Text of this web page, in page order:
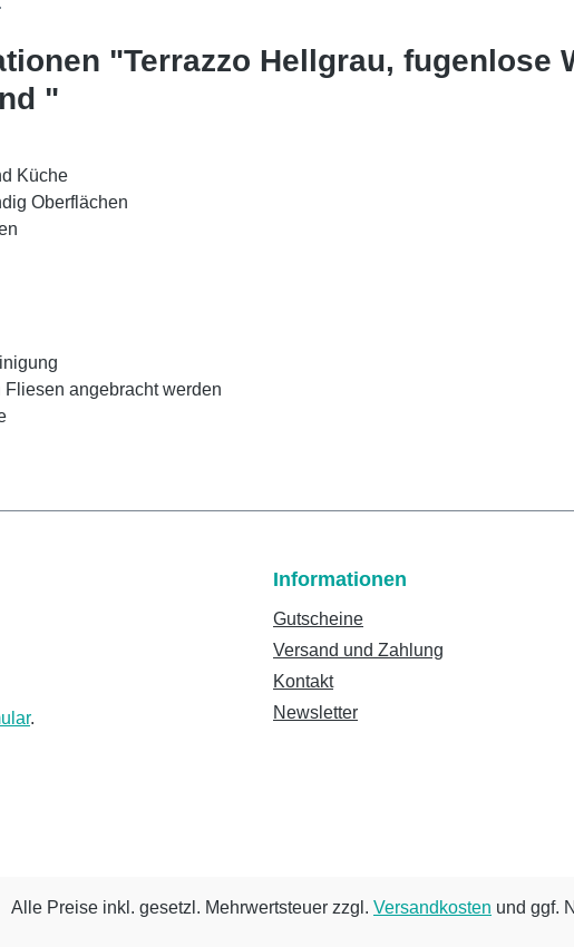
"Terrazzo Hellgrau, fugenlose
"
Küche
Oberflächen
angebracht werden
.
Informationen
Gutscheine
Versand und Zahlung
Kontakt
Newsletter
Alle Preise inkl. gesetzl. Mehrwertsteuer zzgl. Versandkosten und ggf.